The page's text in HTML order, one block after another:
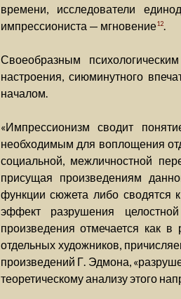
времени, исследователи
импрессиониста — мгновение12.
Своеобразным
настроения, сиюминутного
началом.
«Импрессионизм сводит
необходимым для воплощения
социальной, межличностной
присущая произведениям
функции сюжета либо сводятся
эффект разрушения
произведения отмечается как
отдельных художников,
произведений Г. Эдмона,
теоретическому анализу этого